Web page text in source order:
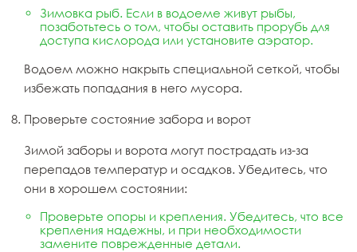
Зимовка рыб. Если в водоеме живут рыбы,
позаботьтесь о том, чтобы оставить прорубь для
доступа кислорода или установите аэратор.
Водоем можно накрыть специальной сеткой, чтобы
избежать попадания в него мусора.
Проверьте состояние забора и ворот
Зимой заборы и ворота могут пострадать из-за
перепадов температур и осадков. Убедитесь, что
они в хорошем состоянии:
Проверьте опоры и крепления. Убедитесь, что все
крепления надежны, и при необходимости
замените поврежденные детали.